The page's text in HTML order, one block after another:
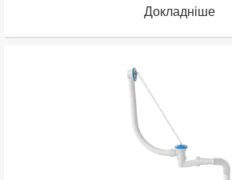
Докладніше